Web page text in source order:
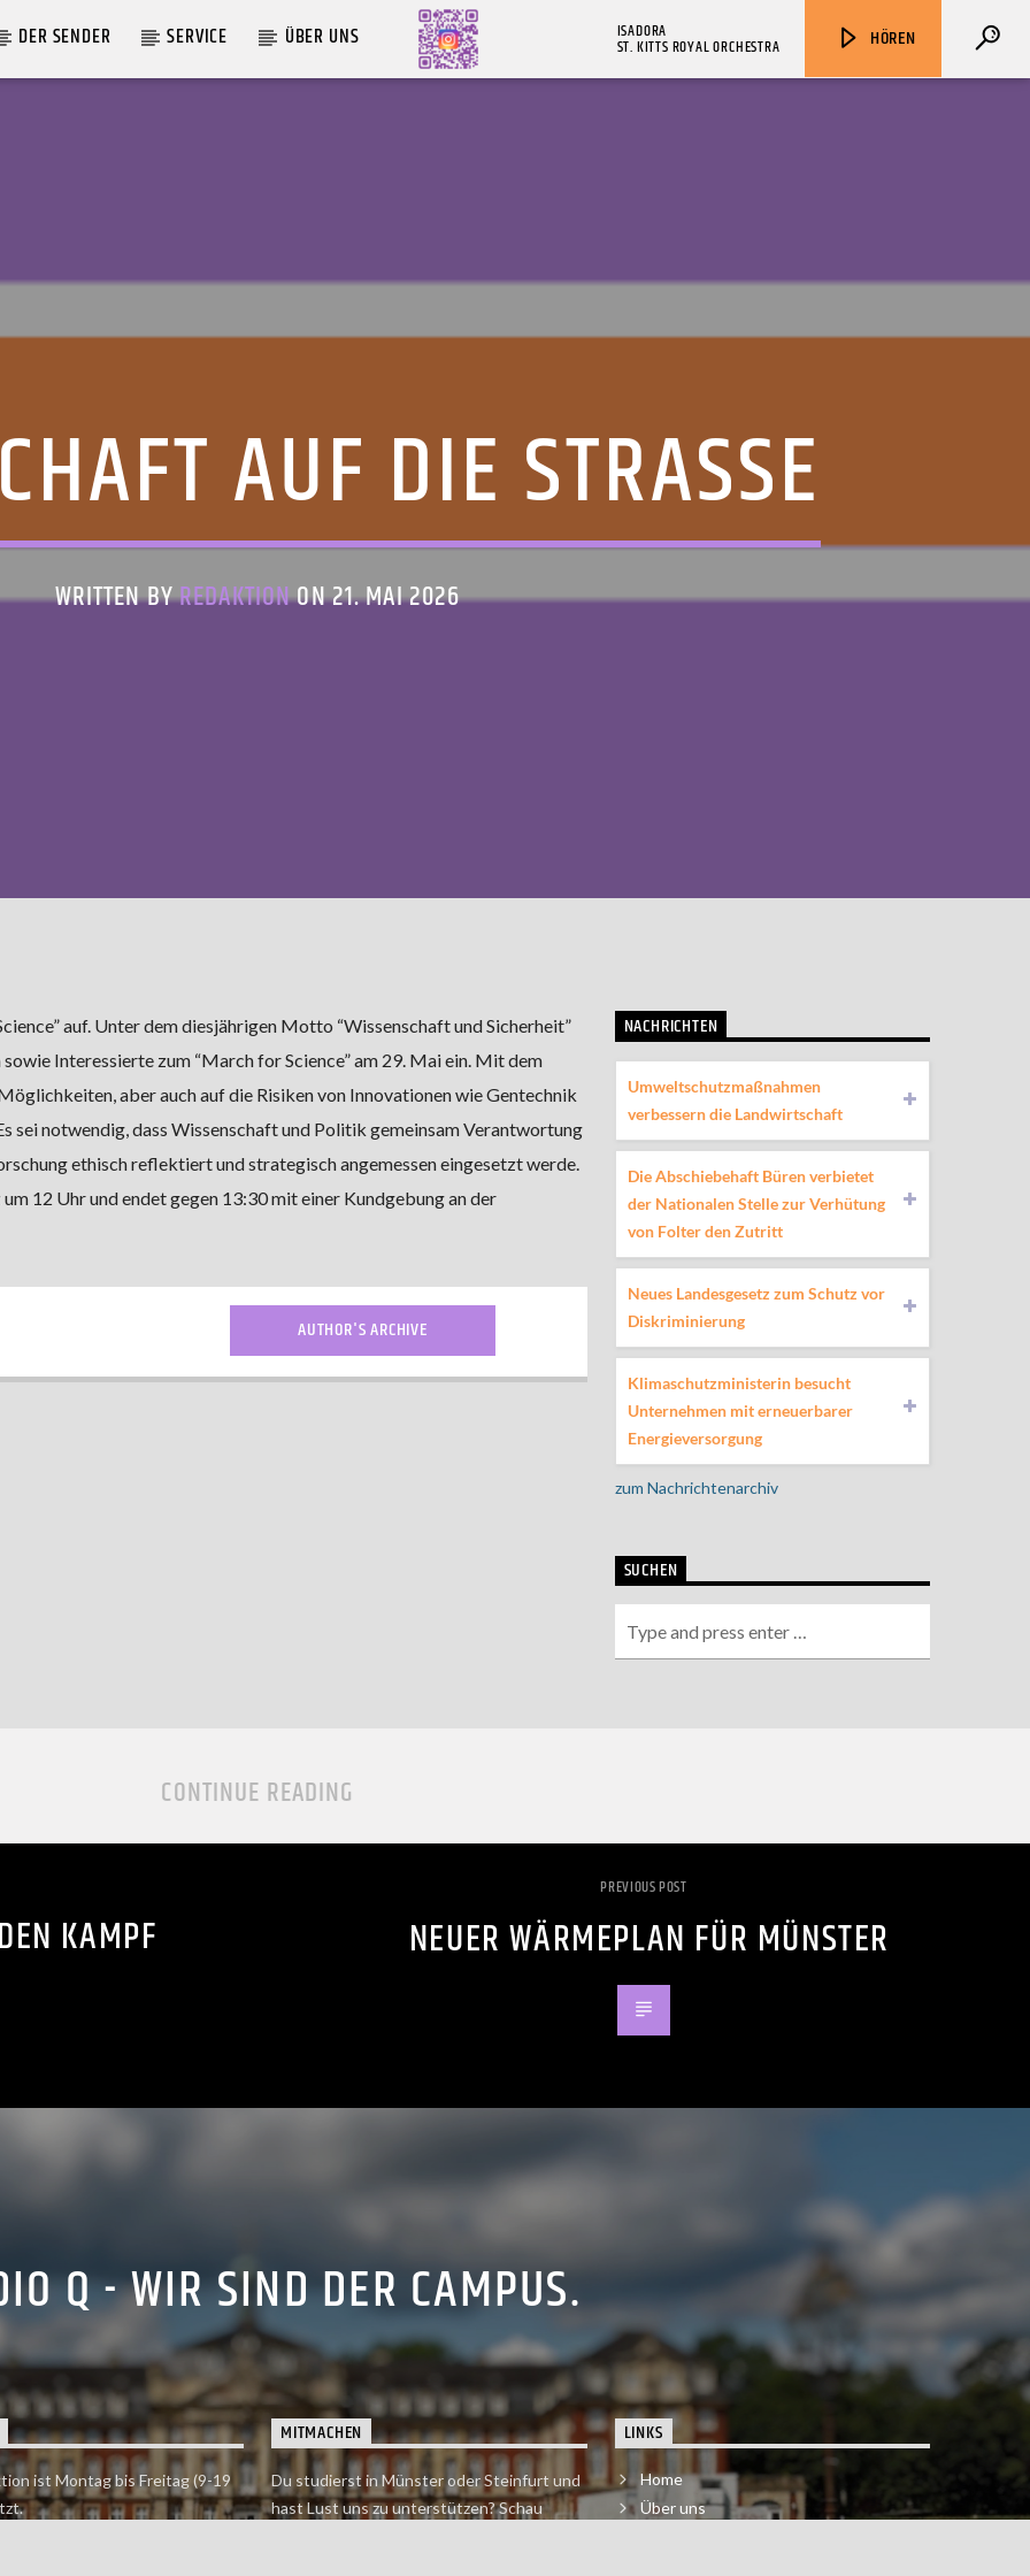
DER SENDER SERVICE ÜBER UNS HÖREN
ISADORA
ST. KITTS ROYAL ORCHESTRA
AUF DIE STRASSE
WRITTEN BYREDAKTIONON 21. MAI 2026
auf. Unter dem diesjährigen Motto “Wissenschaft und Sicherheit”
Interessierte zum “March for Science” am 29. Mai ein. Mit dem
aber auch auf die Risiken von Innovationen wie Gentechnik
sei notwendig, dass Wissenschaft und Politik gemeinsam Verantwortung
ethisch reflektiert und strategisch angemessen eingesetzt werde.
12 Uhr und endet gegen 13:30 mit einer Kundgebung an der
AUTHOR'S ARCHIVE
NACHRICHTEN
Umweltschutzmaßnahmen
verbessern die Landwirtschaft
Die Abschiebehaft Büren verbietet
der Nationalen Stelle zur Verhütung
von Folter den Zutritt
Neues Landesgesetz zum Schutz vor
Diskriminierung
Klimaschutzministerin besucht
Unternehmen mit erneuerbarer
Energieversorgung
zum Nachrichtenarchiv
SUCHEN
CONTINUE READING
KAMPF
PREVIOUS POST
NEUER WÄRMEPLAN FÜR MÜNSTER
Q - WIR SIND DER CAMPUS.
ist Montag bis Freitag (9-19
MITMACHEN
Du studierst in Münster oder Steinfurt und
hast Lust uns zu unterstützen? Schau
LINKS
Home
Über uns